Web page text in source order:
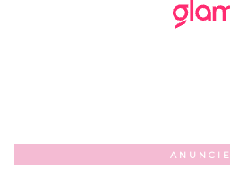
ANUNCIE